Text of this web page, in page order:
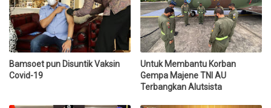
Bamsoet pun Disuntik Vaksin
Covid-19
Untuk Membantu Korban
Gempa Majene TNI AU
Terbangkan Alutsista